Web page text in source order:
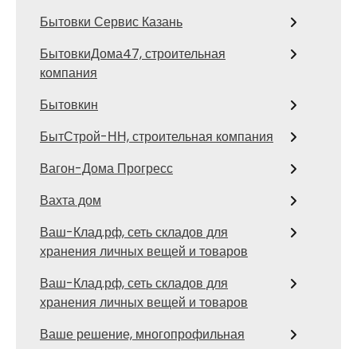
Бытовки Сервис Казань
БытовкиДома47, строительная
компания
Бытовкин
БытСтрой-НН, строительная компания
Вагон-Дома Прогресс
Вахта дом
Ваш-Клад.рф, сеть складов для
хранения личных вещей и товаров
Ваш-Клад.рф, сеть складов для
хранения личных вещей и товаров
Ваше решение, многопрофильная